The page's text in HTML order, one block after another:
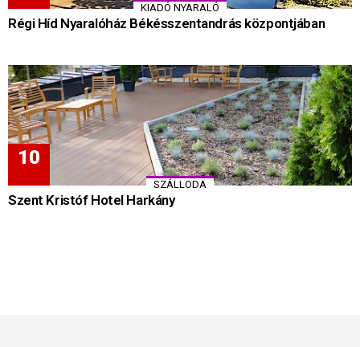
KIADÓ NYARALÓ
Régi Híd Nyaralóház Békésszentandrás központjában
SZÁLLODA
Szent Kristóf Hotel Harkány